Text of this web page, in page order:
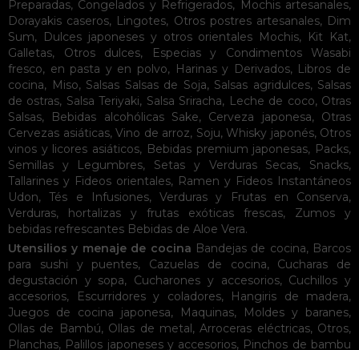
Preparadas, Congelados y Refrigerados, Mochis artesanales,
Dorayakis caseros, Lingotes, Otros postres artesanales, Dim
Sum, Dulces japoneses y otros orientales Mochis, Kit Kat,
Galletas, Otros dulces, Especias y Condimentos
Wasabi
fresco, en pasta y en polvo, Harinas y Derivados, Libros de
cocina, Miso, Salsas Salsas de Soja, Salsas agridulces, Salsas
de ostras, Salsa Teriyaki, Salsa Sriracha, Leche de coco, Otras
Salsas, Bebidas alcohólicas Sake, Cerveza japonesa, Otras
Cervezas asiáticas, Vino de arroz, Soju, Whisky japonés, Otros
vinos y licores asiáticos, Bebidas premium japonesas, Packs,
Semillas y Legumbres, Setas y Verduras Secas, Snacks,
Tallarines y Fideos orientales, Ramen y Fideos Instantáneos
Udon,Tés e Infusiones, Verduras y Frutas en Conserva,
Verduras, hortalizas y frutas exóticas frescas, Zumos y
bebidas refrescantes Bebidas de Aloe Vera.
Utensilios y menaje de cocina Bandejas de cocina, Barcos
para sushi y puentes, Cazuelas de cocina, Cucharas de
degustación y sopa, Cucharones y accesorios, Cuchillos y
accesorios, Escurridores y coladores, Hangiris de madera,
Juegos de cocina japonesa, Maquinas, Moldes y baranes,
Ollas de Bambú, Ollas de metal,Arroceras eléctricas, Otros,
Planchas, Palillos japoneses y accesorios, Pinchos de bambu